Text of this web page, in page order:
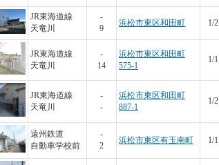
JR東海道線
天竜川
-
9
浜松市東区和田町 1/2
JR東海道線
天竜川
-
14
浜松市東区和田町
575-1
1/1
JR東海道線
天竜川
-
-
浜松市東区和田町
887-1
1/2
遠州鉄道
自動車学校前
-
2
浜松市東区有玉南町 1/1